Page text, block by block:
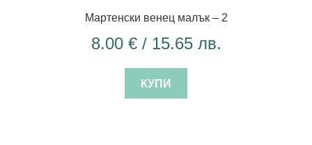
Мартенски венец малък – 2
8.00 €/ 15.65 лв.
КУПИ